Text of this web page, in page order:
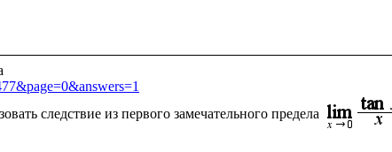
следствие из первого замечательного предела